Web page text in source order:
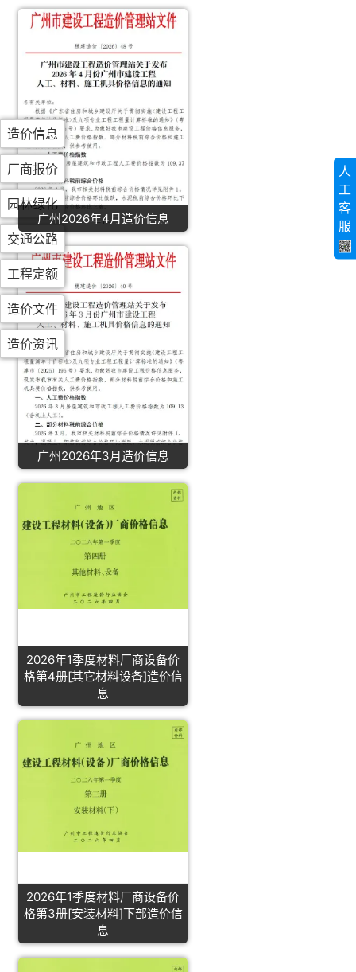
广州2026年4月造价信息
广州2026年3月造价信息
2026年1季度材料厂商设备价
格第4册[其它材料设备]造价信
息
2026年1季度材料厂商设备价
格第3册[安装材料]下部造价信
息
造价信息
厂商报价
园林绿化
交通公路
工程定额
造价文件
造价资讯
人
工
客
服